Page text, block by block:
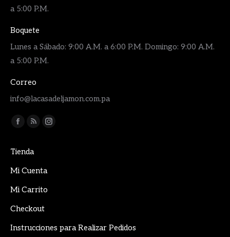
a 5:00 P.M.
Boquete
Lunes a Sábado: 9:00 A.M. a 6:00 P.M. Domingo: 9:00 A.M.
a 5:00 P.M.
Correo
info@lacasadeljamon.com.pa
Encuéntranos en:
Facebook
opens
in
window
Rss
opens
in
window
Instagram
Tienda
Mi Cuenta
Mi Carrito
Checkout
Instrucciones para Realizar Pedidos